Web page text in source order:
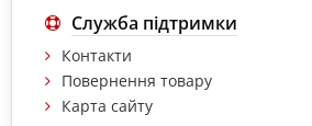
Служба підтримки
Контакти
Повернення товару
Карта сайту